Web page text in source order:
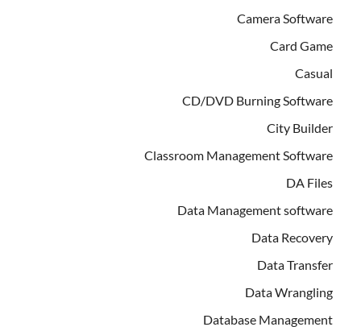
Camera Software
Card Game
Casual
CD/DVD Burning Software
City Builder
Classroom Management Software
DA Files
Data Management software
Data Recovery
Data Transfer
Data Wrangling
Database Management